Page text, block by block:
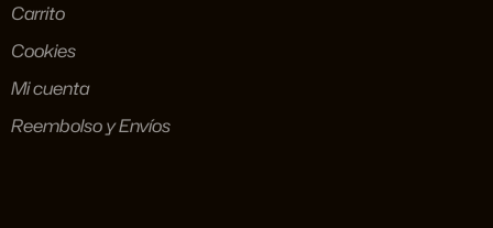
Carrito
Cookies
Mi cuenta
Reembolso y Envíos